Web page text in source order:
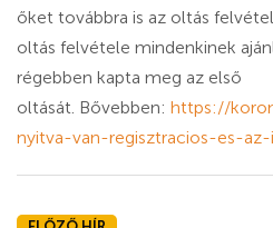
őket továbbra is az oltás
oltás felvétele mindenkinek
régebben kapta meg az első
oltását. Bővebben: https://
nyitva-van-regisztracios-es-